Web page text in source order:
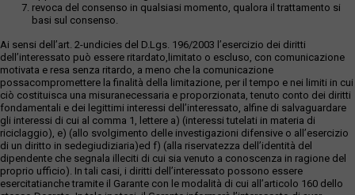
revoca del consenso in qualsiasi momento, qualora il trattamento si
basi sul consenso.
Ai sensi dell’art. 2-undicies del D.Lgs. 196/2003 l’esercizio dei diritti
dell’interessato può essere ritardato,limitato o escluso, con comunicazione
motivata e resa senza ritardo, a meno che la comunicazione
possacompromettere la finalità della limitazione, per il tempo e nei limiti in cui
ciò costituisca una misuranecessaria e proporzionata, tenuto conto dei diritti
fondamentali e dei legittimi interessi dell’interessato, alfine di salvaguardare
gli interessi di cui al comma 1, lettere a) (interessi tutelati in materia di
riciclaggio), e) (allo svolgimento delle investigazioni difensive o all’esercizio
di un diritto in sedegiudiziaria)ed f) (alla riservatezza dell’identità del
dipendente che segnala illeciti di cui sia venuto a conoscenza in ragione del
proprio ufficio). In tali casi, i diritti dell’interessato possono essere
esercitatianche tramite il Garante con le modalità di cui all’articolo 160 dello